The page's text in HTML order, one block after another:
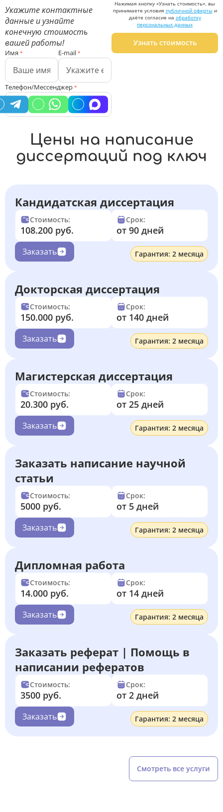
Укажите контактные
данные и узнайте
конечную стоимость
вашей работы!
Имя * E-mail *
Телефон/Мессенджер *
Нажимая кнопку «Узнать стоимость», вы
принимаете условия публичной оферты и
даёте согласие на обработку
персональных данных
Узнать стоимость
Цены на написание
диссертаций под ключ
Кандидатская диссертация
Стоимость:
108.200 руб.
Срок:
от 90 дней
Заказать Гарантия: 2 месяца
Докторская диссертация
Стоимость:
150.000 руб.
Срок:
от 140 дней
Заказать Гарантия: 2 месяца
Магистерская диссертация
Стоимость:
20.300 руб.
Срок:
от 25 дней
Заказать Гарантия: 2 месяца
Заказать написание научной
статьи
Стоимость:
5000 руб.
Срок:
от 5 дней
Заказать Гарантия: 2 месяца
Дипломная работа
Стоимость:
14.000 руб.
Срок:
от 14 дней
Заказать Гарантия: 2 месяца
Заказать реферат | Помощь в
написании рефератов
Стоимость:
3500 руб.
Срок:
от 2 дней
Заказать Гарантия: 2 месяца
Смотреть все услуги